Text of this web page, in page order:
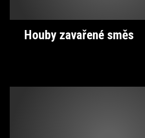
Houby zavařené směs